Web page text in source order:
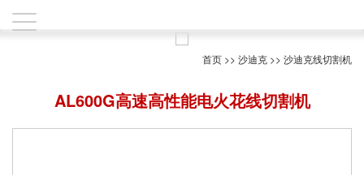
首页 >> 沙迪克 >> 沙迪克线切割机
AL600G高速高性能电火花线切割机